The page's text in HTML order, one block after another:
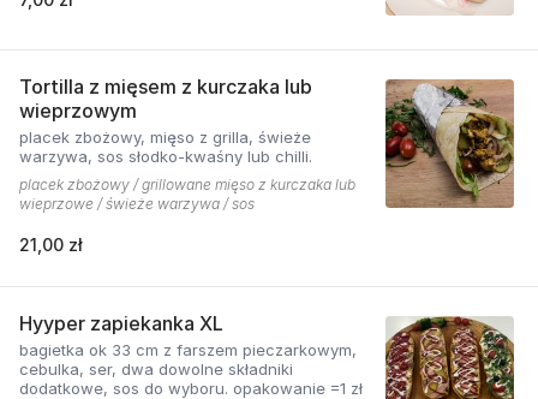
Tortilla z mięsem z kurczaka lub
wieprzowym
placek zbożowy, mięso z grilla, świeże
warzywa, sos słodko-kwaśny lub chilli.
placek zbożowy / grillowane mięso z kurczaka lub
wieprzowe / świeże warzywa / sos
21,00 zł
Hyyper zapiekanka XL
bagietka ok 33 cm z farszem pieczarkowym,
cebulka, ser, dwa dowolne składniki
dodatkowe, sos do wyboru. opakowanie =1 zł